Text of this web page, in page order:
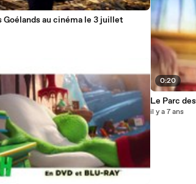
Goélands au cinéma le 3 juillet
0:20
Le Parc
il y a 7 ans